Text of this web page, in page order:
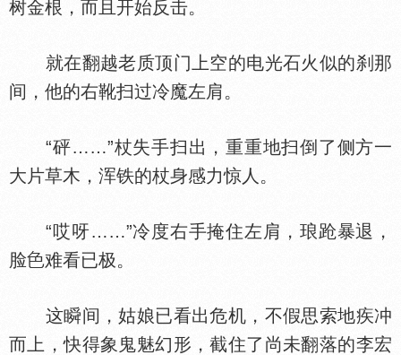
树金根，而且开始反击。
就在翻越老质顶门上空的电光石火似的刹那
间，他的右靴扫过冷魔左肩。
“砰……”杖失手扫出，重重地扫倒了侧方一
大片草木，浑铁的杖身感力惊人。
“哎呀……”冷度右手掩住左肩，琅跄暴退，
脸
难看已极。
这瞬间，姑娘已看出危机，不假思索地疾冲
而上，快得象鬼魅幻形，截住了尚未翻落的李宏